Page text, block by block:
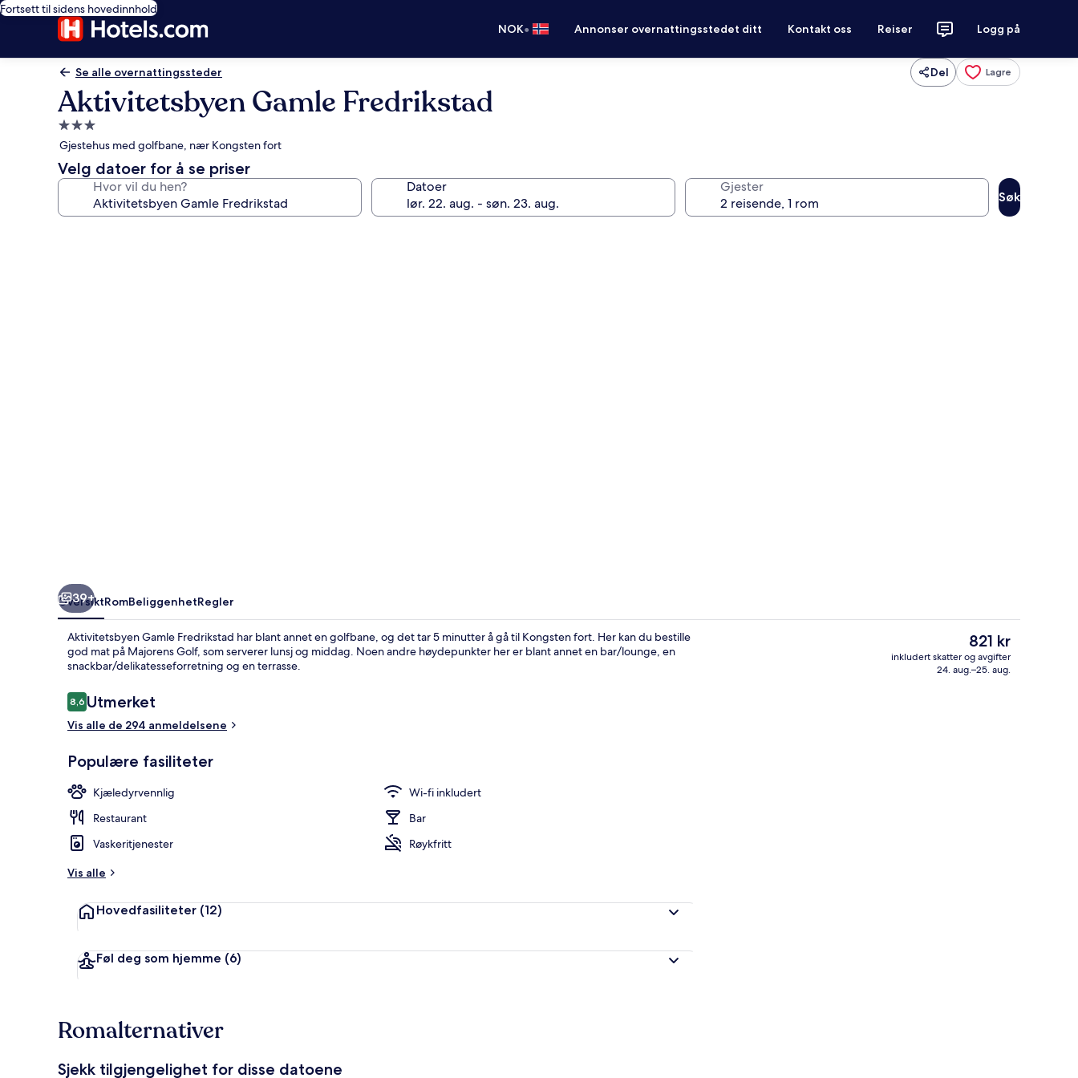
Fortsett til sidens hovedinnhold
NOK• Annonser overnattingsstedet ditt Kontakt oss Reiser Logg på
Se alle overnattingssteder Del Lagre
Aktivitetsbyen Gamle Fredrikstad
Overnattingssted
med
3.0
stjerner
Gjestehus med golfbane, nær Kongsten fort
Velg datoer for å se priser
Hvor vil du hen? Datoer Gjester
Søk
39+
OversiktRomBeliggenhetRegler
Aktivitetsbyen Gamle Fredrikstad har blant annet en golfbane, og det tar 5 minutter å gå til Kongsten fort. Her kan du bestille
god mat på Majorens Golf, som serverer lunsj og middag. Noen andre høydepunkter her er blant annet en bar/lounge, en
snackbar/delikatesseforretning og en terrasse.
Anmeldelser
8,68,6 av 10 –
Utmerket
Vis alle de 294 anmeldelsene
Populære fasiliteter
Kjæledyrvennlig
Wi-fi inkludert
Restaurant
Bar
Vaskeritjenester
Røykfritt
Vis alle
Hovedfasiliteter (12)
Føl deg som hjemme (6)
Den
nåværende
prisen
821 kr
inkludert skatter og avgifter
24. aug.–25. aug.
Romalternativer
Sjekk tilgjengelighet for disse datoene